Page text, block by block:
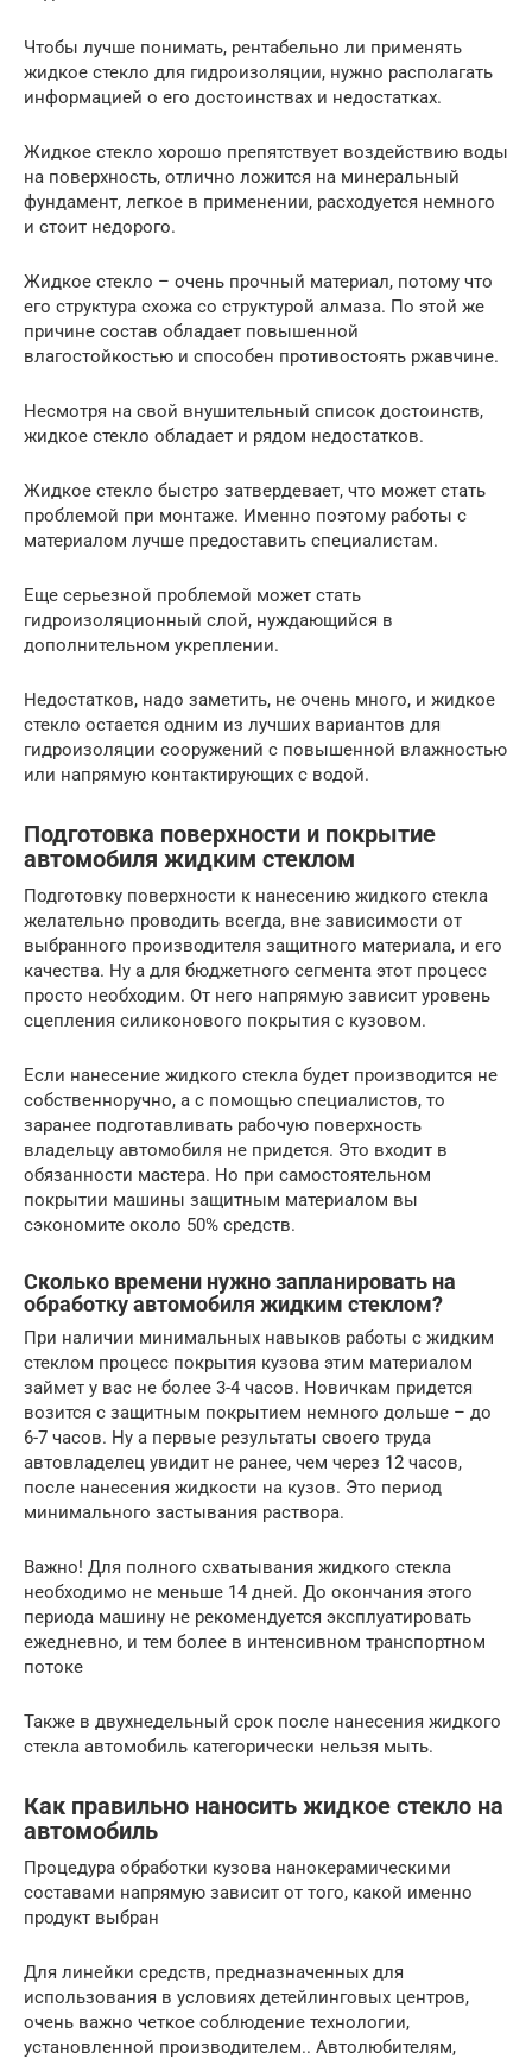
Чтобы лучше понимать, рентабельно ли применять
жидкое стекло для гидроизоляции, нужно располагать
информацией о его достоинствах и недостатках.
Жидкое стекло хорошо препятствует воздействию воды
на поверхность, отлично ложится на минеральный
фундамент, легкое в применении, расходуется немного
и стоит недорого.
Жидкое стекло – очень прочный материал, потому что
его структура схожа со структурой алмаза. По этой же
причине состав обладает повышенной
влагостойкостью и способен противостоять ржавчине.
Несмотря на свой внушительный список достоинств,
жидкое стекло обладает и рядом недостатков.
Жидкое стекло быстро затвердевает, что может стать
проблемой при монтаже. Именно поэтому работы с
материалом лучше предоставить специалистам.
Еще серьезной проблемой может стать
гидроизоляционный слой, нуждающийся в
дополнительном укреплении.
Недостатков, надо заметить, не очень много, и жидкое
стекло остается одним из лучших вариантов для
гидроизоляции сооружений с повышенной влажностью
или напрямую контактирующих с водой.
Подготовка поверхности и покрытие
автомобиля жидким стеклом
Подготовку поверхности к нанесению жидкого стекла
желательно проводить всегда, вне зависимости от
выбранного производителя защитного материала, и его
качества. Ну а для бюджетного сегмента этот процесс
просто необходим. От него напрямую зависит уровень
сцепления силиконового покрытия с кузовом.
Если нанесение жидкого стекла будет производится не
собственноручно, а с помощью специалистов, то
заранее подготавливать рабочую поверхность
владельцу автомобиля не придется. Это входит в
обязанности мастера. Но при самостоятельном
покрытии машины защитным материалом вы
сэкономите около 50% средств.
Сколько времени нужно запланировать на
обработку автомобиля жидким стеклом?
При наличии минимальных навыков работы с жидким
стеклом процесс покрытия кузова этим материалом
займет у вас не более 3-4 часов. Новичкам придется
возится с защитным покрытием немного дольше – до
6-7 часов. Ну а первые результаты своего труда
автовладелец увидит не ранее, чем через 12 часов,
после нанесения жидкости на кузов. Это период
минимального застывания раствора.
Важно! Для полного схватывания жидкого стекла
необходимо не меньше 14 дней. До окончания этого
периода машину не рекомендуется эксплуатировать
ежедневно, и тем более в интенсивном транспортном
потоке
Также в двухнедельный срок после нанесения жидкого
стекла автомобиль категорически нельзя мыть.
Как правильно наносить жидкое стекло на
автомобиль
Процедура обработки кузова нанокерамическими
составами напрямую зависит от того, какой именно
продукт выбран
Для линейки средств, предназначенных для
использования в условиях детейлинговых центров,
очень важно четкое соблюдение технологии,
установленной производителем.. Автолюбителям,